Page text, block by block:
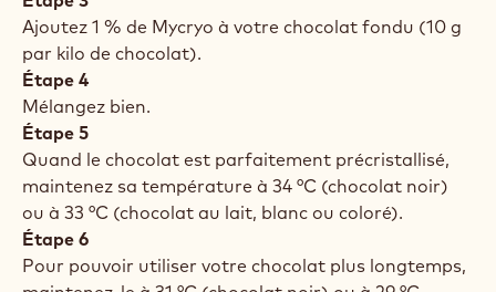
beurre de cacao qu'il contient. Découvrez ci-après
les trois règles d’or d'un bon tempérage : le temps,
la température et le mouvement.
Étape 1
Faites fondre votre chocolat à 40-45 °C (au micro-
ondes ou au bain-marie).
Étape 2
Laissez refroidir le chocolat à température
ambiante ; il doit descendre à 34 °C (chocolat noir)
ou à 33 °C (chocolat au lait, blanc ou coloré).
Étape 3